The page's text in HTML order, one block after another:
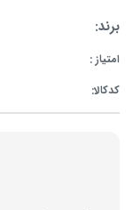
برند:
امتیاز :
کدکالا: